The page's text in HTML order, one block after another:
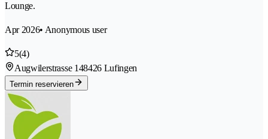
Lounge.
Apr 2026• Anonymous user
5(4)
Augwilerstrasse 148426 Lufingen
Termin reservieren